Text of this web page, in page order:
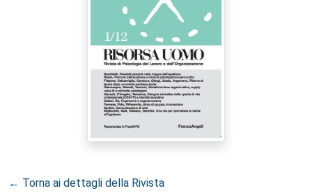
← Torna ai dettagli della Rivista